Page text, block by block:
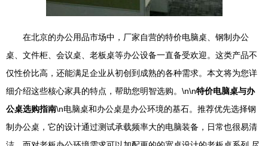
在北京的办公用品市场中，厂家自营的特价电脑桌、钢制办公
桌、文件柜、会议桌、老板桌等办公设备一直备受欢迎。这类产品不
仅性价比高，还能满足企业从初创到成熟的各种需求。本文将为您详
细介绍这些核心家具的特点，帮助您明智选购。\n\n特价电脑桌与办
公桌选购指南\n电脑桌和办公桌是办公环境的基石。推荐优先选择钢
制办公桌，它的设计通过测试承载频率大的电脑装备，日常也很易清